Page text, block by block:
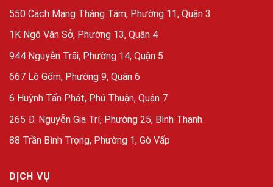
550 Cách Mạng Tháng Tám, Phường 11, Quận 3
1K Ngô Văn Sở, Phường 13, Quận 4
944 Nguyễn Trãi, Phường 14, Quận 5
667 Lò Gốm, Phường 9, Quận 6
6 Huỳnh Tấn Phát, Phú Thuận, Quận 7
265 Đ. Nguyễn Gia Trí, Phường 25, Bình Thạnh
88 Trần Bình Trọng, Phường 1, Gò Vấp
DỊCH VỤ